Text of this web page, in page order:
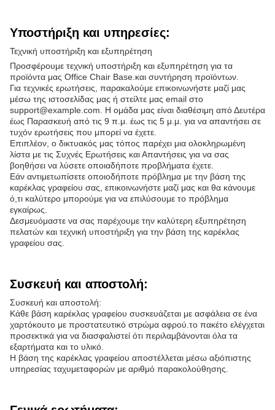
Υποστήριξη και υπηρεσίες:
Τεχνική υποστήριξη και εξυπηρέτηση
Προσφέρουμε τεχνική υποστήριξη και εξυπηρέτηση για τα
προϊόντα μας Office Chair Base.και συντήρηση προϊόντων.
Για τεχνικές ερωτήσεις, παρακαλούμε επικοινωνήστε μαζί μας
μέσω της ιστοσελίδας μας ή στείλτε μας email στο
support@example.com. Η ομάδα μας είναι διαθέσιμη από Δευτέρα
έως Παρασκευή από τις 9 π.μ. έως τις 5 μ.μ. για να απαντήσει σε
τυχόν ερωτήσεις που μπορεί να έχετε.
Επιπλέον, ο δικτυακός μας τόπος παρέχει μια ολοκληρωμένη
λίστα με τις Συχνές Ερωτήσεις και Απαντήσεις για να σας
βοηθήσει να λύσετε οποιαδήποτε προβλήματα έχετε.
Εάν αντιμετωπίσετε οποιοδήποτε πρόβλημα με την βάση της
καρέκλας γραφείου σας, επικοινωνήστε μαζί μας και θα κάνουμε
ό,τι καλύτερο μπορούμε για να επιλύσουμε το πρόβλημα
εγκαίρως.
Δεσμευόμαστε να σας παρέχουμε την καλύτερη εξυπηρέτηση
πελατών και τεχνική υποστήριξη για την βάση της καρέκλας
γραφείου σας.
Συσκευή και αποστολή:
Συσκευή και αποστολή:
Κάθε βάση καρέκλας γραφείου συσκευάζεται με ασφάλεια σε ένα
χαρτόκουτο με προστατευτικό στρώμα αφρού.το πακέτο ελέγχεται
προσεκτικά για να διασφαλιστεί ότι περιλαμβάνονται όλα τα
εξαρτήματα και το υλικό.
Η βάση της καρέκλας γραφείου αποστέλλεται μέσω αξιόπιστης
υπηρεσίας ταχυμεταφορών με αριθμό παρακολούθησης.